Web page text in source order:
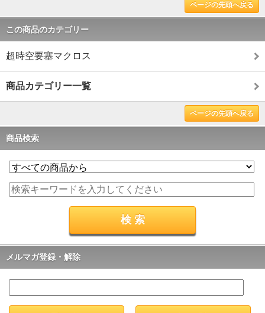
ページの先頭へ戻る
この商品のカテゴリー
超時空要塞マクロス
商品カテゴリー一覧
ページの先頭へ戻る
商品検索
メルマガ登録・解除